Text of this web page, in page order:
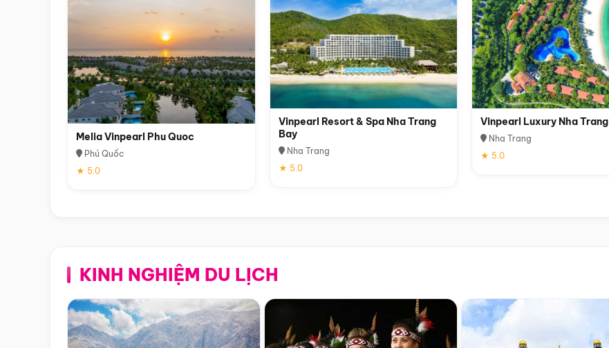
Melia Vinpearl Phu Quoc
Phú Quốc
★ 5.0
Vinpearl Resort & Spa Nha Trang
Bay
Nha Trang
★ 5.0
Vinpearl Luxury Nha Trang
Nha Trang
★ 5.0
KINH NGHIỆM DU LỊCH